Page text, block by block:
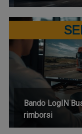
Bando LogIN
rimborsi